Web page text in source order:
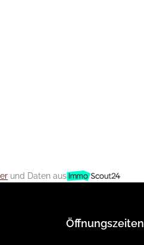
und Daten aus
Öffnungszeiten